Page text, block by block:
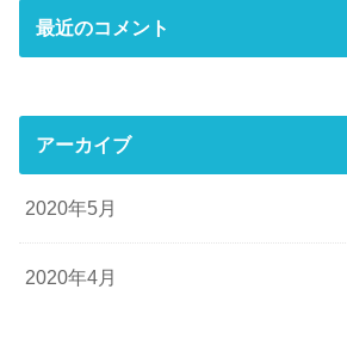
最近のコメント
アーカイブ
2020年5月
2020年4月